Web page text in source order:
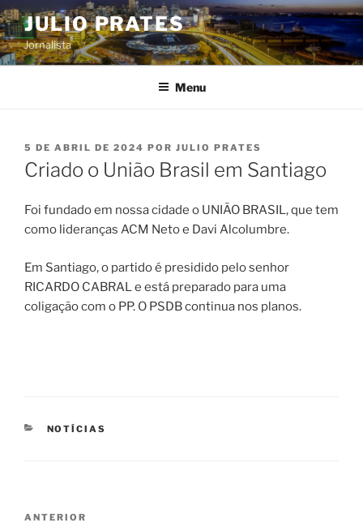
Pular
para
o
conteúdo
JULIO PRATES
Jornalista
Menu
PUBLICADO
EM
5 DE ABRIL DE 2024 POR JULIO PRATES
Criado o União Brasil em Santiago
Foi fundado em nossa cidade o UNIÃO BRASIL, que tem
como lideranças ACM Neto e Davi Alcolumbre.
Em Santiago, o partido é presidido pelo senhor
RICARDO CABRAL e está preparado para uma
coligação com o PP. O PSDB continua nos planos.
CATEGORIAS
NOTÍCIAS
Post
ANTERIOR